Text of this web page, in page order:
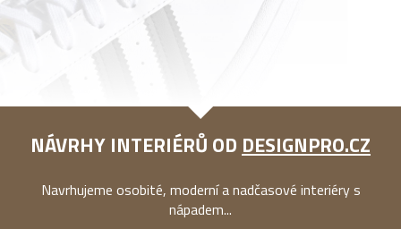
NÁVRHY INTERIÉRŮ OD DESIGNPRO.CZ
Navrhujeme osobité, moderní a nadčasové interiéry s
nápadem...